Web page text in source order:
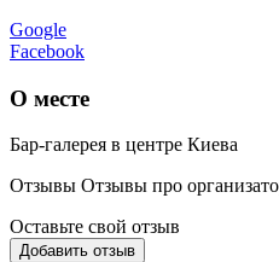
Google
Facebook
О месте
Бар-галерея в центре Киева
Отзывы Отзывы про
Оставьте свой отзыв
Добавить отзыв